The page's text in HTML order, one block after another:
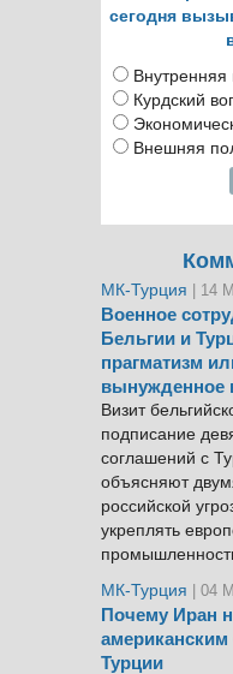
сегодня
Внутренняя
Курдский
Внешняя
МК-Турция | 14
Военное
Бельгии и
прагматизм
вынужденное
Визит
подписание
соглашений с
объясняют
российской
укреплять
МК-Турция
| 04
Почему Иран
американским
Турции